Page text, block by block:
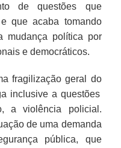
de questões que
que acaba tomando
mudança política por
e democráticos.
fragilização geral do
inclusive a questões
a violência policial.
de uma demanda
pública, que